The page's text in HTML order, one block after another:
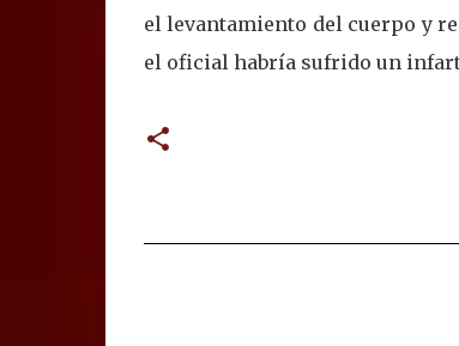
el levantamiento del cuerpo y
el oficial habría sufrido un